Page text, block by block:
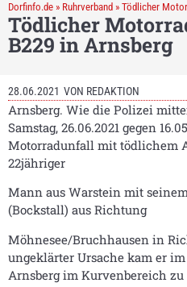
Dorfinfo.de » Ruhrverband » Tödlicher
Tödlicher
B229 in Arnsberg
28.06.2021 VON REDAKTION
Arnsberg. Wie die Polizei
Samstag, 26.06.2021 gegen
Motorradunfall mit tödlichem
22jähriger
Mann aus Warstein mit
(Bockstall) aus Richtung
Möhnesee/Bruchhausen in
ungeklärter Ursache kam er
Arnsberg im Kurvenbereich